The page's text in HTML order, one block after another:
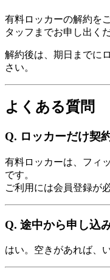
有料ロッカーの解約を
タッフまでお申し出く
解約後は、期日までに
さい。
よくある質問
Q. ロッカーだけ契
有料ロッカーは、フィ
です。
ご利用には会員登録が
Q. 途中から申し込
はい。空きがあれば、